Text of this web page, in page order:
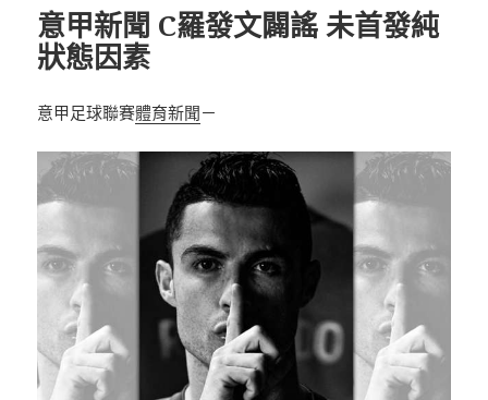
意甲新聞 C羅發文闢謠 未首發純
狀態因素
意甲足球聯賽體育新聞－